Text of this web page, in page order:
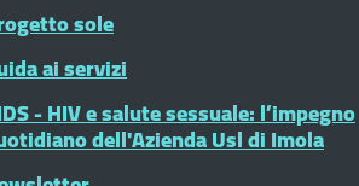
sole
ai servizi
- HIV e salute sessuale: l’impegno
dell'Azienda Usl di Imola